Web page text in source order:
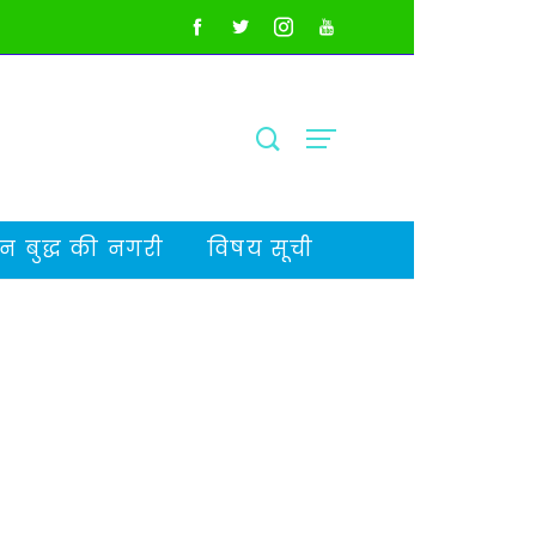
बुद्ध की नगरी विषय सूची